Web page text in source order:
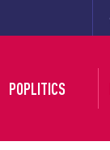
POPLITICS